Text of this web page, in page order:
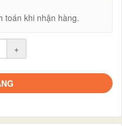
toán khi nhận hàng.
+